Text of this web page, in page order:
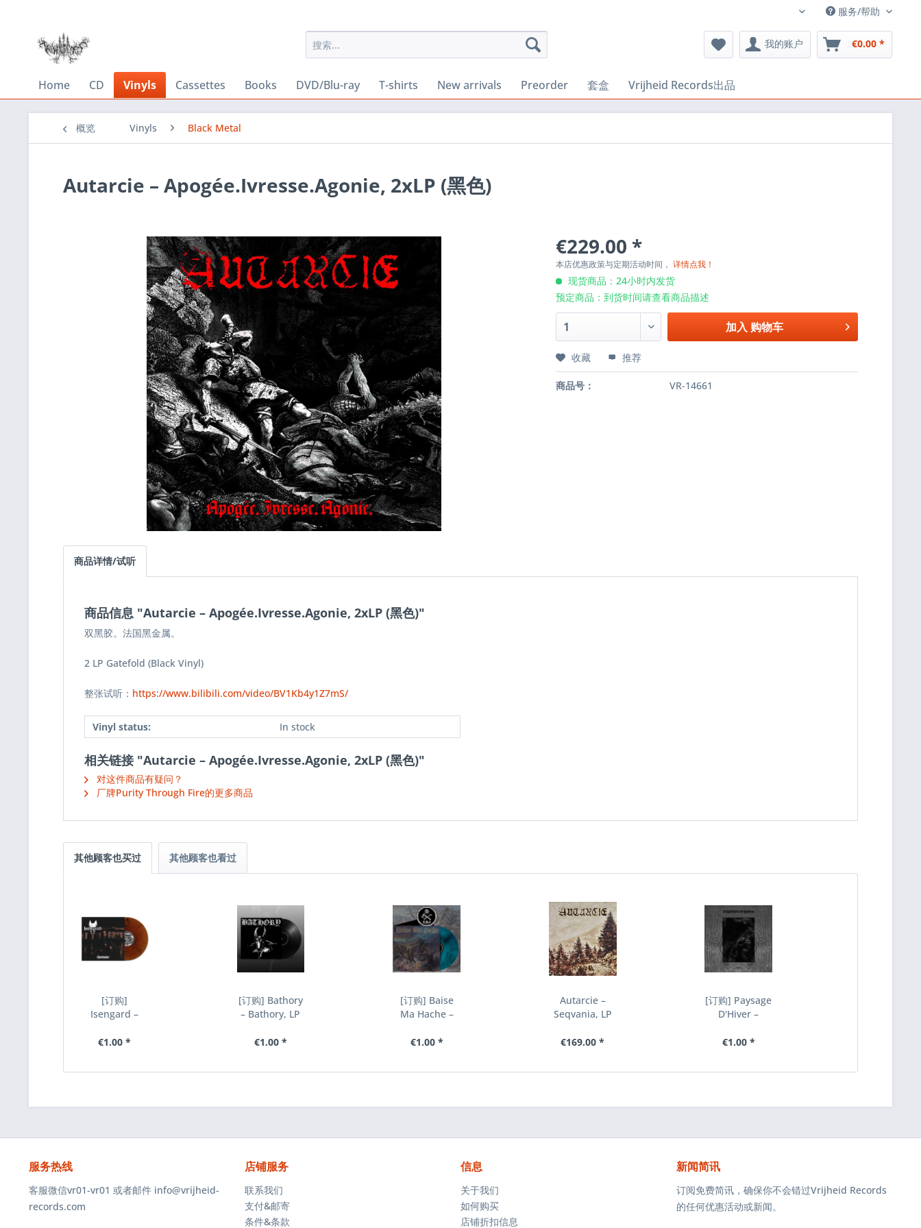
EN 服务/帮助
我的账户 €0.00 *
Home CD Vinyls Cassettes Books DVD/Blu-ray T-shirts New arrivals Preorder 套盒 Vrijheid Records出品
概览 Vinyls Black Metal
Autarcie ‎– Apogée.Ivresse.Agonie, 2xLP (黑色)
€229.00 *
本店优惠政策与定期活动时间，详情点我！
现货商品：24小时内发货
预定商品：到货时间请查看商品描述
加入 购物车
收藏 推荐
商品号： VR-14661
商品详情/试听
商品信息 "Autarcie ‎– Apogée.Ivresse.Agonie, 2xLP (黑色)"
双黑胶。法国黑金属。
2 LP Gatefold (Black Vinyl)
整张试听： https://www.bilibili.com/video/BV1Kb4y1Z7mS/
Vinyl status: In stock
相关链接 "Autarcie ‎– Apogée.Ivresse.Agonie, 2xLP (黑色)"
对这件商品有疑问？
厂牌Purity Through Fire的更多商品
其他顾客也买过 其他顾客也看过
[订购]
Isengard ‎–
(理石) [预付款
€1.00 *
[订购] Bathory
– Bathory, LP
1|219]
€1.00 *
[订购] Baise
Ma Hache –
色理石)...
€1.00 *
Autarcie ‎–
Seqvania, LP
€169.00 *
[订购] Paysage
D'Hiver ‎–
2xLP...
€1.00 *
服务热线
客服微信vr01-vr01 或者邮件 info@vrijheid-
records.com
店铺服务
联系我们
支付&邮寄
条件&条款
信息
关于我们
如何购买
店铺折扣信息
新闻简讯
订阅免费简讯，确保你不会错过Vrijheid Records
的任何优惠活动或新闻。